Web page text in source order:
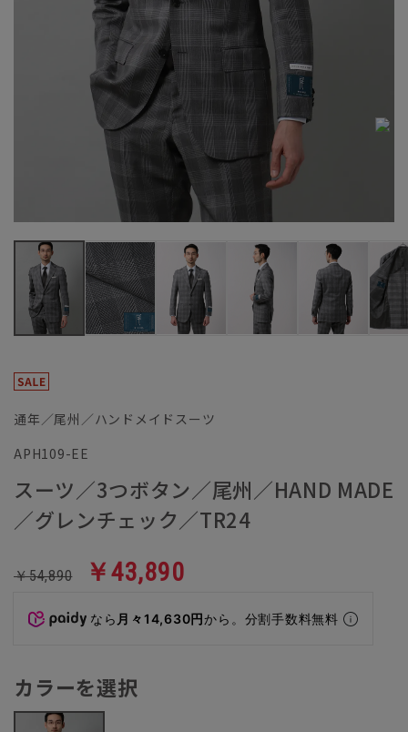
通年／尾州／ハンドメイドスーツ
APH109-EE
スーツ／3つボタン／尾州／HAND MADE
／グレンチェック／TR24
￥54,890 ￥43,890
なら 月々14,630円から。分割手数料無料
カラーを選択